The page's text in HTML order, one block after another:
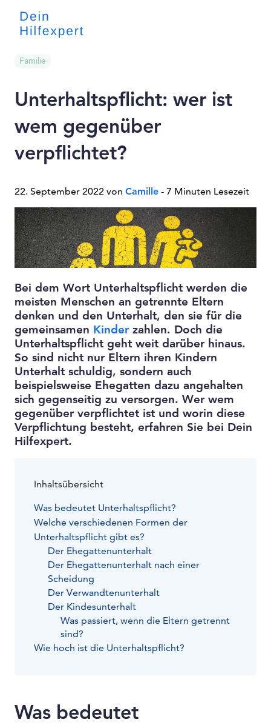
Familie
Unterhaltspflicht: wer ist
wem gegenüber
verpflichtet?
22. September 2022 von Camille - 7 Minuten Lesezeit
Bei dem Wort Unterhaltspflicht werden die
meisten Menschen an getrennte Eltern
denken und den Unterhalt, den sie für die
gemeinsamen Kinder zahlen. Doch die
Unterhaltspflicht geht weit darüber hinaus.
So sind nicht nur Eltern ihren Kindern
Unterhalt schuldig, sondern auch
beispielsweise Ehegatten dazu angehalten
sich gegenseitig zu versorgen. Wer wem
gegenüber verpflichtet ist und worin diese
Verpflichtung besteht, erfahren Sie bei Dein
Hilfexpert.
Inhaltsübersicht
Was bedeutet Unterhaltspflicht?
Welche verschiedenen Formen der
Unterhaltspflicht gibt es?
Der Ehegattenunterhalt
Der Ehegattenunterhalt nach einer
Scheidung
Der Verwandtenunterhalt
Der Kindesunterhalt
Was passiert, wenn die Eltern getrennt
sind?
Wie hoch ist die Unterhaltspflicht?
Was bedeutet